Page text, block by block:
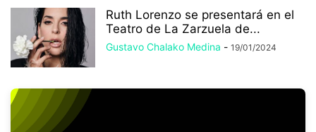
Ruth Lorenzo se presentará en el
Teatro de La Zarzuela de...
Gustavo Chalako Medina - 19/01/2024